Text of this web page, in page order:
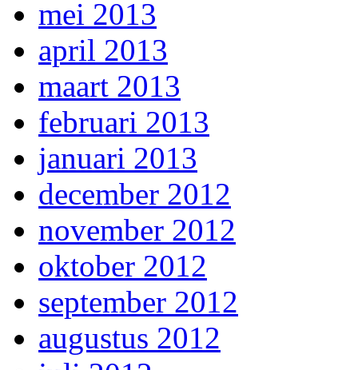
mei 2013
april 2013
maart 2013
februari 2013
januari 2013
december 2012
november 2012
oktober 2012
september 2012
augustus 2012